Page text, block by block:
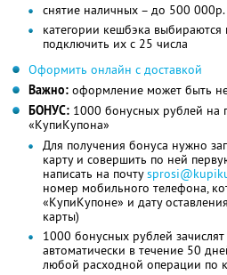
снятие наличных – до 500
категории кешбэка
подключить их с 25 числа
Оформить онлайн с доставкой
Важно: оформление может быть
БОНУС: 1000 бонусных рублей на
«КупиКупона»
Для получения бонуса нужно
карту и совершить по ней
написать на почту
номер мобильного телефона,
«КупиКупоне» и дату
карты)
1000 бонусных рублей
автоматически в течение 50
любой расходной операции по